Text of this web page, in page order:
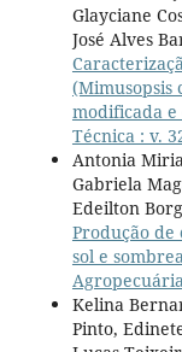
Glayciane
José Alves
(Mimusopsis
modificada e
Técnica : v.
Antonia
Gabriela
Edeilton
Produção
sol e
Kelina
Pinto,